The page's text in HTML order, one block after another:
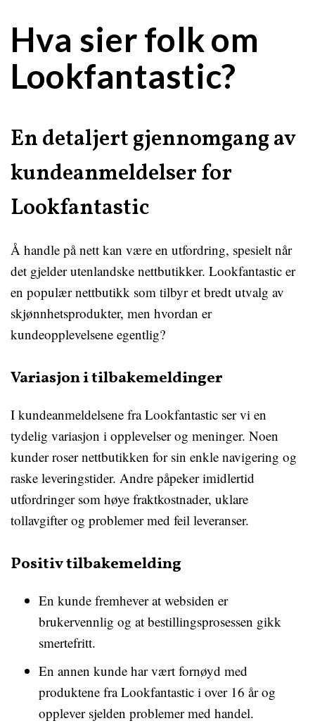
Hva sier folk om
Lookfantastic?
En detaljert gjennomgang av
kundeanmeldelser for
Lookfantastic
Å handle på nett kan være en utfordring, spesielt når
det gjelder utenlandske nettbutikker. Lookfantastic er
en populær nettbutikk som tilbyr et bredt utvalg av
skjønnhetsprodukter, men hvordan er
kundeopplevelsene egentlig?
Variasjon i tilbakemeldinger
I kundeanmeldelsene fra Lookfantastic ser vi en
tydelig variasjon i opplevelser og meninger. Noen
kunder roser nettbutikken for sin enkle navigering og
raske leveringstider. Andre påpeker imidlertid
utfordringer som høye fraktkostnader, uklare
tollavgifter og problemer med feil leveranser.
Positiv tilbakemelding
En kunde fremhever at websiden er
brukervennlig og at bestillingsprosessen gikk
smertefritt.
En annen kunde har vært fornøyd med
produktene fra Lookfantastic i over 16 år og
opplever sjelden problemer med handel.